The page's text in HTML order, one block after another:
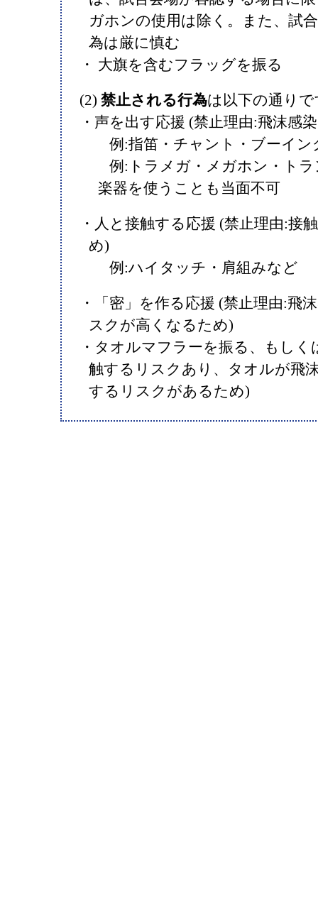
ガホンの使用は除く。また、試
為は厳に慎む
・ 大旗を含むフラッグを振る
(2) 禁止される行為は以下の通りで
・声を出す応援 (禁止理由:飛沫感
例:指笛・チャント・ブーイン
例:トラメガ・メガホン・トラ
楽器を使うことも当面不可
・人と接触する応援 (禁止理由:接
め)
例:ハイタッチ・肩組みなど
・「密」を作る応援 (禁止理由:飛
スクが高くなるため)
・タオルマフラーを振る、もしく
触するリスクあり、タオルが飛
するリスクがあるため)